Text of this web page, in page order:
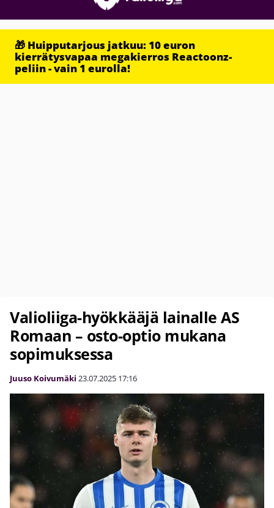
🎁 Huipputarjous jatkuu: 10 euron
kierrätysvapaa megakierros Reactoonz-
peliin - vain 1 eurolla!
Valioliiga-hyökkääjä lainalle AS
Romaan – osto-optio mukana
sopimuksessa
Juuso Koivumäki 23.07.2025 17:16